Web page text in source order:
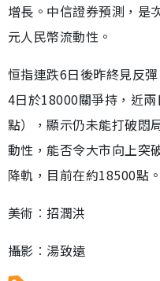
增長。中信證券預測，是
元人民幣流動性。
恒指連跌6日後昨終見反
4日於18000關爭持，近
點），顯示仍未能打破悶
動性，能否令大市向上突
降軌，目前在約18500點。
美術︰招潤洪
攝影︰湯致遠